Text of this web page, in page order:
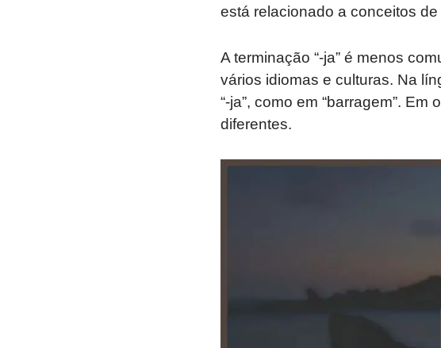
está relacionado a conceitos
A terminação “-ja” é menos
vários idiomas e culturas. Na
“-ja”, como em “barragem”.
diferentes.